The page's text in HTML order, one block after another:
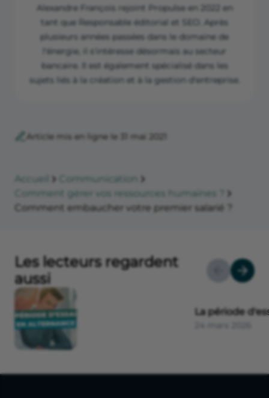
Alexandre François rejoint Propulse en 2022 en
tant que Responsable éditorial et SEO. Après
plusieurs années passées dans le domaine de
l'énergie, il s'intéresse désormais au secteur
bancaire. Il est également spécialisé dans les
sujets liés à la création et à la gestion d'entreprise.
Article mis en ligne le 31 mai 2021
Accueil
Communication
Comment gérer vos ressources humaines ?
Comment embaucher votre premier salarié ?
Les lecteurs regardent
aussi
La période